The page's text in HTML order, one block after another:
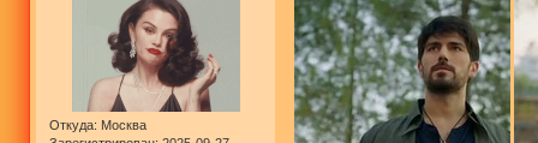
Откуда: Москва